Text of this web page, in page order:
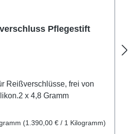
Pflegestift
Reißverschlüsse, frei von
x 4,8 Gramm
(1.390,00 € / 1 Kilogramm)